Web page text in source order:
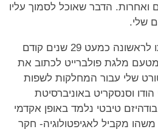
ואחרות. הדבר שאוכל לסמוך עליו
שלי.
כשפגשתי את הוד קדושתו לראשונה כמעט 29 שנים קודם
מטעם מלגת פולברייט לכתוב את
שלי עבור המחלקות לשפות
וסנסקריט באוניברסיטת
טיבטי נלמד באופן אקדמי
מקביל לאגיפטולוגיה- חקר